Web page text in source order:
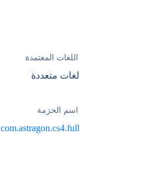
اللغات المعتمدة
لغات متعددة
اسم الحزمة
com.astragon.cs4.full